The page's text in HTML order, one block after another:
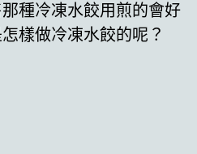
種冷凍水餃用煎的會好
樣做冷凍水餃的呢？